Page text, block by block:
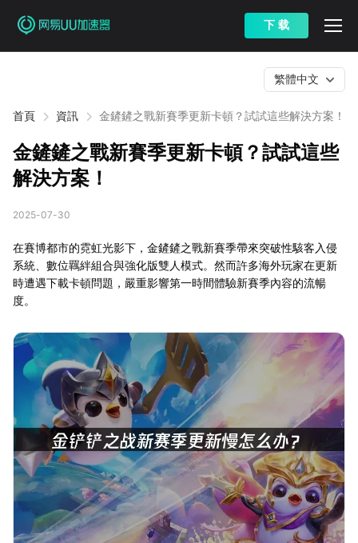
下 载
首頁 資訊 金鏟鏟之戰新賽季更新卡頓？試試這些解決方案！
繁體中文
金鏟鏟之戰新賽季更新卡頓？試試這些
解決方案！
2025-07-30
在賽博都市的霓虹光影下，金鏟鏟之戰新賽季帶來突破性駭客入侵
系統、數位羈絆組合與強化版雙人模式。然而許多海外玩家在更新
時遭遇下載卡頓問題，嚴重影響第一時間體驗新賽季內容的流暢
度。